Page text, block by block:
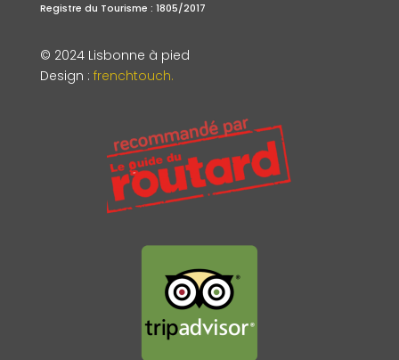
Registre du Tourisme : 1805/2017
© 2024 Lisbonne à pied
Design : frenchtouch.